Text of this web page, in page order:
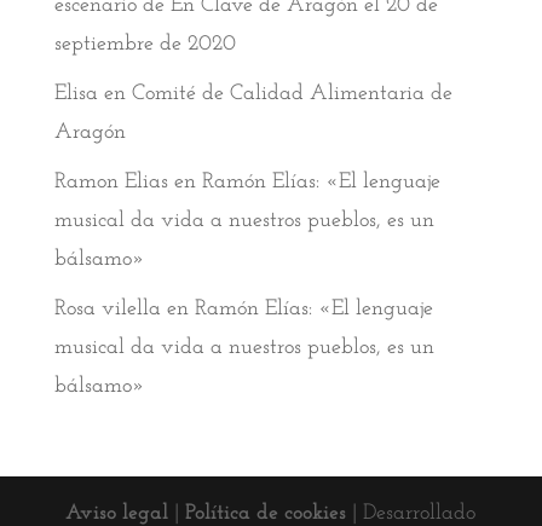
escenario de En Clave de Aragón el 20 de
septiembre de 2020
Elisa en Comité de Calidad Alimentaria de
Aragón
Ramon Eliasen Ramón Elías: «El lenguaje
musical da vida a nuestros pueblos, es un
bálsamo»
Rosa vilella en Ramón Elías: «El lenguaje
musical da vida a nuestros pueblos, es un
bálsamo»
Aviso legal |Política de cookies | Desarrollado